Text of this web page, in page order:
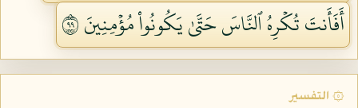
أَفَأَنتَ تُكۡرِهُ ٱلنَّاسَ حَتَّىٰ يَكُونُواْ مُؤۡمِنِينَ ٩٩
۞ التفسير